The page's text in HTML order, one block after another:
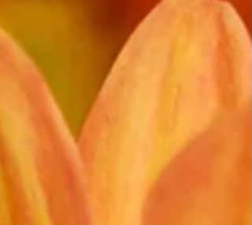
אמור לבחור תחום אחד, אם למדתי כל כך הרבה
יכול לעזור לכל כך הרבה אנשים?", "מה אם אבחר
נישה לא נכונה?", "מה יקרה אם אפסיד מטופלים
שאני מצמצם את עצמי?" אלו שאלות לגמרי
אבל חשוב להבין משהו. בחירת נישה טיפולית היא
צמצום של האפשרויות שלכם. היא הדרך שבה
יוכלו להבין למה דווקא אתם